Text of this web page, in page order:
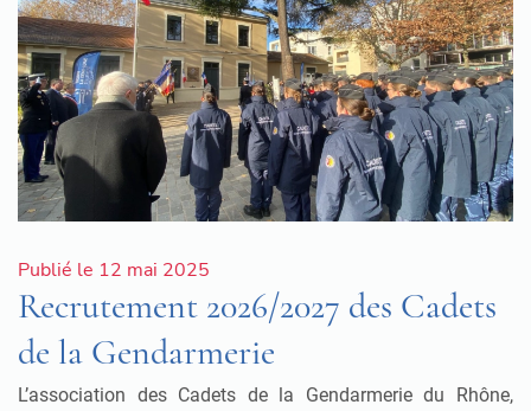
Publié le 12 mai 2025
Recrutement 2026/2027 des Cadets
de la Gendarmerie
L’association des Cadets de la Gendarmerie du Rhône,